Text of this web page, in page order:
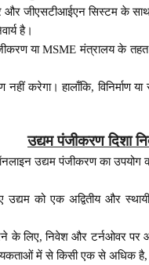
और जीएसटीआईएन सिस्टम के साथ
है।
या MSME मंत्रालय के तहत
करेगा। हालाँकि, विनिर्माण या
उद्यम पंजीकरण दिशा
उद्यम पंजीकरण का उपयोग
उद्यम को एक अद्वितीय और
लिए, निवेश और टर्नओवर पर
में से किसी एक से अधिक है,